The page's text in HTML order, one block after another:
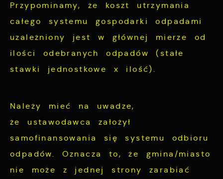
Przypominamy, że koszt utrzymania
całego systemu gospodarki odpadami
uzależniony jest w głównej mierze od
ilości odebranych odpadów (stałe
stawki jednostkowe x ilość).
Należy mieć na uwadze,
że ustawodawca założył
samofinansowania się systemu odbioru
odpadów. Oznacza to, że gmina/miasto
nie może z jednej strony zarabiać